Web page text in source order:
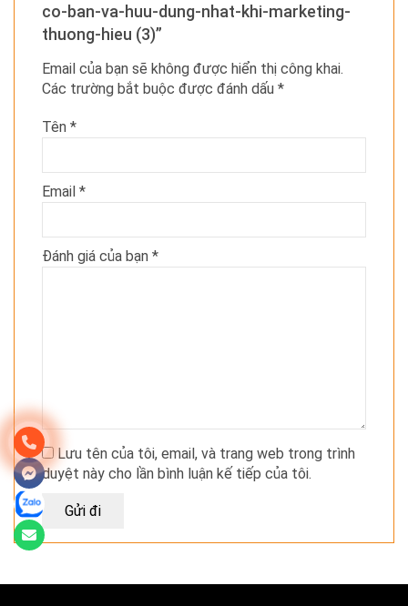
co-ban-va-huu-dung-nhat-khi-marketing-
thuong-hieu (3)”
Email của bạn sẽ không được hiển thị công khai.
Các trường bắt buộc được đánh dấu *
Tên *
Email *
Đánh giá của bạn *
Lưu tên của tôi, email, và trang web trong trình
duyệt này cho lần bình luận kế tiếp của tôi.